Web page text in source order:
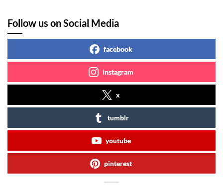
Follow us on Social Media
facebook
instagram
x
tumblr
youtube
pinterest